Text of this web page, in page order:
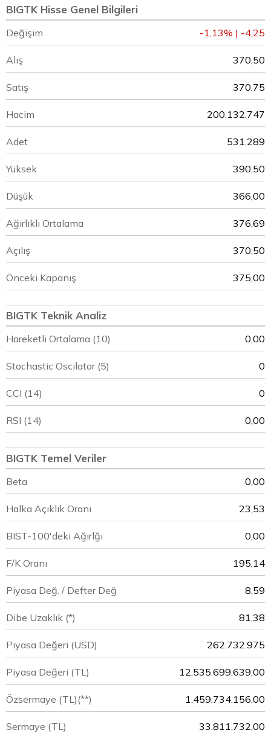
BIGTK Hisse Genel Bilgileri
Değişim -1,13% | -4,25
Alış 370,50
Satış 370,75
Hacim 200.132.747
Adet 531.289
Yüksek 390,50
Düşük 366,00
Ağırlıklı Ortalama 376,69
Açılış 370,50
Önceki Kapanış 375,00
BIGTK Teknik Analiz
Hareketli Ortalama (10) 0,00
Stochastic Oscilator (5) 0
CCI (14) 0
RSI (14) 0,00
BIGTK Temel Veriler
Beta 0,00
Halka Açıklık Oranı 23,53
BIST-100'deki Ağırlğı 0,00
F/K Oranı 195,14
Piyasa Değ. / Defter Değ 8,59
Dibe Uzaklık (*) 81,38
Piyasa Değeri (USD) 262.732.975
Piyasa Değeri (TL) 12.535.699.639,00
Özsermaye (TL)(**) 1.459.734.156,00
Sermaye (TL) 33.811.732,00